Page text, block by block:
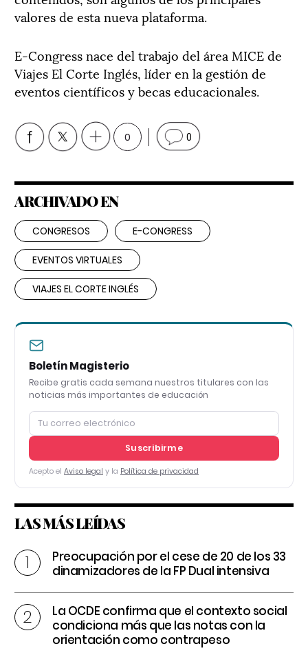
valores de esta nueva plataforma.
E-Congress nace del trabajo del área MICE de
Viajes El Corte Inglés, líder en la gestión de
eventos científicos y becas educacionales.
0 0
ARCHIVADO EN
CONGRESOS E-CONGRESS
EVENTOS VIRTUALES
VIAJES EL CORTE INGLÉS
Boletín Magisterio
Recibe gratis cada semana nuestros titulares con las
noticias más importantes de educación
Suscribirme
Acepto el Aviso legal y la Política de privacidad
LAS MÁS LEÍDAS
Preocupación por el cese de 20 de los 33
dinamizadores de la FP Dual intensiva
La OCDE confirma que el contexto social
condiciona más que las notas con la
orientación como contrapeso